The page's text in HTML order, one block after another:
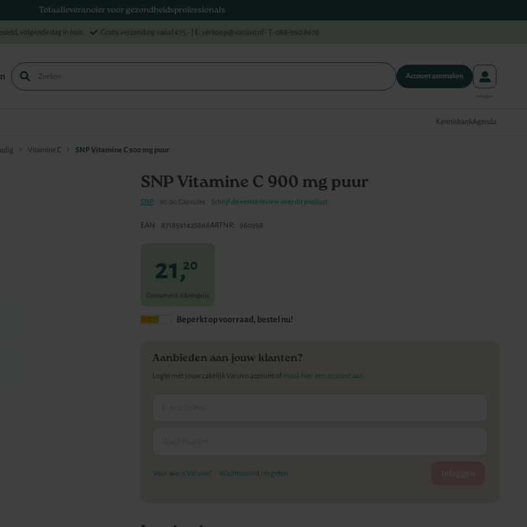
Totaalleverancier voor gezondheidsprofessionals
volgende dag in huis Gratis verzending vanaf €75,- | E: verkoop@varuvo.nl - T: 088-990 8676
Account aanmaken
KennisbankAgenda
Vitamine C SNP Vitamine C 900 mg puur
SNP Vitamine C 900 mg puur
SNP 90.00 Capsules Schrijf de eerste review over dit product
21,20
Consument adviesprijs
Beperkt op voorraad, bestel nu!
Aanbieden aan jouw klanten?
Login met jouw zakelijk Varuvo account of maak hier een account aan.
Voor wie is Varuvo? Wachtwoord vergeten
EAN 8718591425868ARTNR 960398